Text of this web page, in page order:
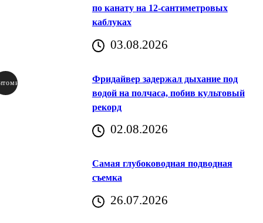
по канату на 12-сантиметровых
каблуках
03.08.2026
Фридайвер задержал дыхание под
водой на полчаса, побив культовый
рекорд
02.08.2026
Самая глубоководная подводная
съемка
26.07.2026